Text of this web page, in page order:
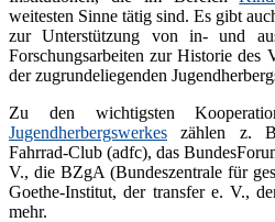
weitesten Sinne tätig sind. Es gibt
zur Unterstützung von in- und
Forschungsarbeiten zur Historie des
der zugrundeliegenden
Zu den wichtigsten
Jugendherbergswerkes zählen z.
Fahrrad-Club (adfc), das
V., die BZgA (Bundeszentrale für
Goethe-Institut, der transfer e. V.,
mehr.